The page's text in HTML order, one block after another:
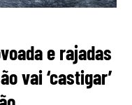
e rajadas
vai ‘castigar’